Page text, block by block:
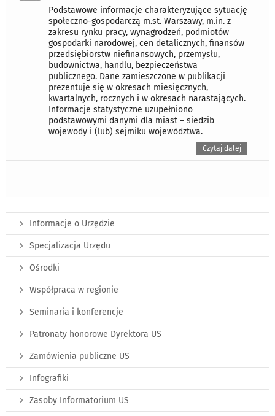
Podstawowe informacje charakteryzujące sytuację
społeczno-gospodarczą m.st. Warszawy, m.in. z
zakresu rynku pracy, wynagrodzeń, podmiotów
gospodarki narodowej, cen detalicznych, finansów
przedsiębiorstw niefinansowych, przemysłu,
budownictwa, handlu, bezpieczeństwa
publicznego. Dane zamieszczone w publikacji
prezentuje się w okresach miesięcznych,
kwartalnych, rocznych i w okresach narastających.
Informacje statystyczne uzupełniono
podstawowymi danymi dla miast – siedzib
wojewody i (lub) sejmiku województwa.
Czytaj dalej
Informacje o Urzędzie
Specjalizacja Urzędu
Ośrodki
Współpraca w regionie
Seminaria i konferencje
Patronaty honorowe Dyrektora US
Zamówienia publiczne US
Infografiki
Zasoby Informatorium US